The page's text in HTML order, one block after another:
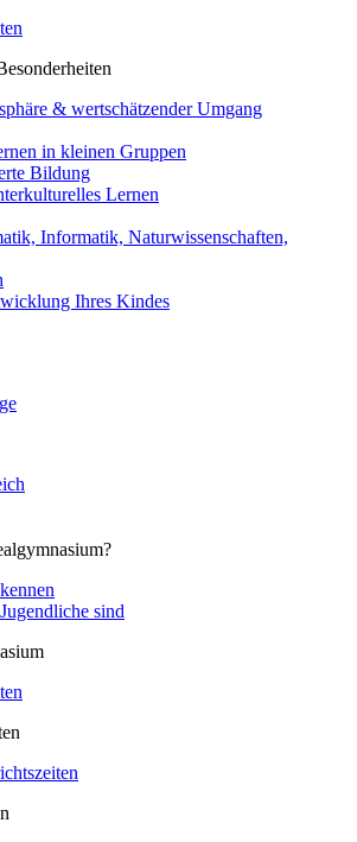
& wertschätzender Umgang
in kleinen Gruppen
Bildung
Lernen
Informatik, Naturwissenschaften,
Ihres Kindes
sind